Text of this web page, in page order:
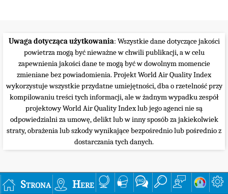
Uwaga dotycząca użytkowania: Wszystkie dane dotyczące jakości
powietrza mogą być nieważne w chwili publikacji, a w celu
zapewnienia jakości dane te mogą być w dowolnym momencie
zmieniane bez powiadomienia. Projekt World Air Quality Index
wykorzystuje wszystkie przydatne umiejętności, dba o rzetelność przy
kompilowaniu treści tych informacji, ale w żadnym wypadku zespół
projektowy World Air Quality Index lub jego agenci nie są
odpowiedzialni za umowę, delikt lub w inny sposób za jakiekolwiek
straty, obrażenia lub szkody wynikające bezpośrednio lub pośrednio z
dostarczania tych danych.
Strona Here